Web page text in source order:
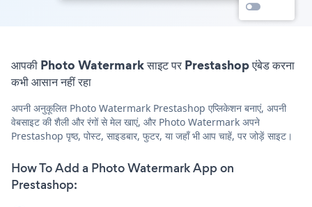
आपकी Photo Watermark साइट पर Prestashop एंबेड करना
कभी आसान नहीं रहा
अपनी अनुकूलित Photo Watermark Prestashop एप्लिकेशन बनाएं, अपनी
वेबसाइट की शैली और रंगों से मेल खाएं, और Photo Watermark अपने
Prestashop पृष्ठ, पोस्ट, साइडबार, फुटर, या जहाँ भी आप चाहें, पर जोड़ें साइट।
How To Add a Photo Watermark App on
Prestashop: